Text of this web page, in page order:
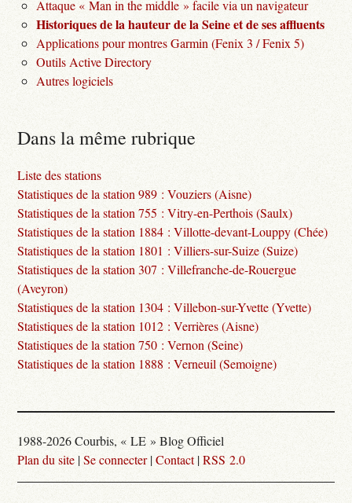
Attaque « Man in the middle » facile via un navigateur
Historiques de la hauteur de la Seine et de ses affluents
Applications pour montres Garmin (Fenix 3 / Fenix 5)
Outils Active Directory
Autres logiciels
Dans la même rubrique
Liste des stations
Statistiques de la station 989 : Vouziers (Aisne)
Statistiques de la station 755 : Vitry-en-Perthois (Saulx)
Statistiques de la station 1884 : Villotte-devant-Louppy (Chée)
Statistiques de la station 1801 : Villiers-sur-Suize (Suize)
Statistiques de la station 307 : Villefranche-de-Rouergue
(Aveyron)
Statistiques de la station 1304 : Villebon-sur-Yvette (Yvette)
Statistiques de la station 1012 : Verrières (Aisne)
Statistiques de la station 750 : Vernon (Seine)
Statistiques de la station 1888 : Verneuil (Semoigne)
1988-2026 Courbis, « LE » Blog Officiel
Plan du site |Se connecter|Contact|RSS 2.0